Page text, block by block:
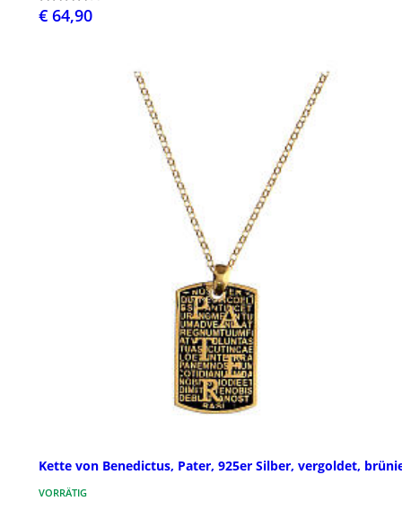
€ 64,90
Kette von Benedictus, Pater, 925er Silber, vergoldet,
VORRÄTIG